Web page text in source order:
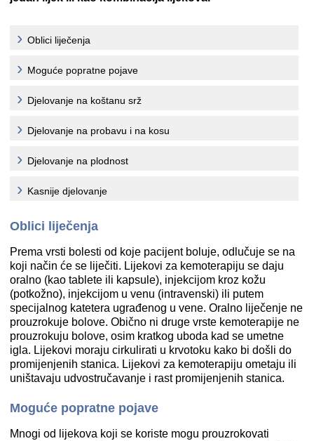
Oblici liječenja
Moguće popratne pojave
Djelovanje na koštanu srž
Djelovanje na probavu i na kosu
Djelovanje na plodnost
Kasnije djelovanje
Oblici liječenja
Prema vrsti bolesti od koje pacijent boluje, odlučuje se na
koji način će se liječiti. Lijekovi za kemoterapiju se daju
oralno (kao tablete ili kapsule), injekcijom kroz kožu
(potkožno), injekcijom u venu (intravenski) ili putem
specijalnog katetera ugrađenog u vene. Oralno liječenje ne
prouzrokuje bolove. Obično ni druge vrste kemoterapije ne
prouzrokuju bolove, osim kratkog uboda kad se umetne
igla. Lijekovi moraju cirkulirati u krvotoku kako bi došli do
promijenjenih stanica. Lijekovi za kemoterapiju ometaju ili
uništavaju udvostručavanje i rast promijenjenih stanica.
Moguće popratne pojave
Mnogi od lijekova koji se koriste mogu prouzrokovati